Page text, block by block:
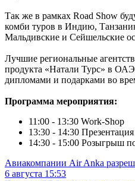
Так же в рамках Road Show
комби туров в Индию,
Мальдивские и Сейшельские
Лучшие региональные
продукта «Натали Турс» в
дипломами и подарками во
Программа мероприятия:
11:00 - 13:30 Work-Shop
13:30 - 14:30 Презентация
14:30 - 15:00 Розыгрыш
Авиакомпании Air Anka
6 августа 15:53